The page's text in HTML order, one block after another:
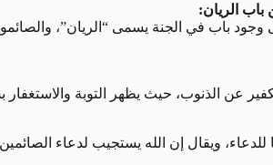
وجود باب في الجنة يسمى “الريان”،
عن الذنوب، حيث يظهر التوبة
للدعاء، ويقال إن الله يستجيب لدعاء